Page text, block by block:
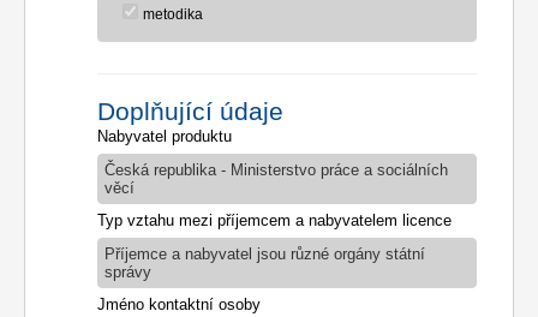
metodika
Doplňující údaje
Nabyvatel produktu
Česká republika - Ministerstvo práce a sociálních
věcí
Typ vztahu mezi příjemcem a nabyvatelem licence
Příjemce a nabyvatel jsou různé orgány státní
správy
Jméno kontaktní osoby